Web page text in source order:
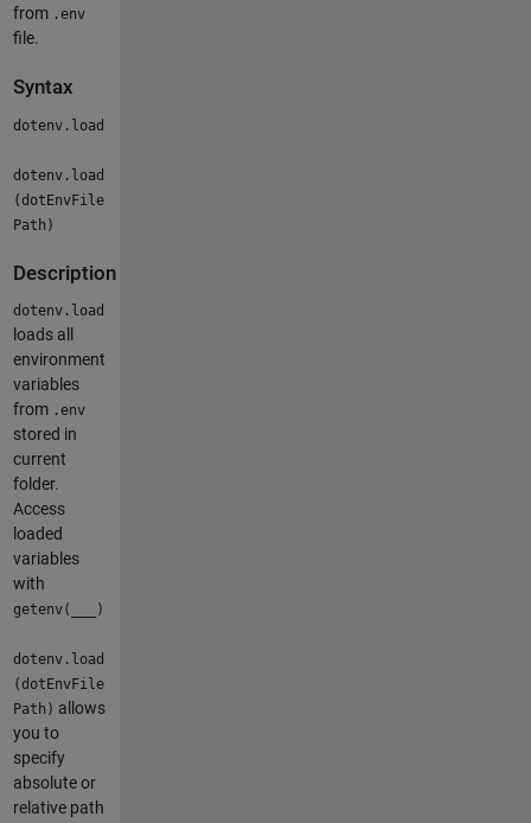
from .env
file.
Syntax
dotenv.load
dotenv.load
(dotEnvFile
Path)
Description
dotenv.load
loads all
environment
variables
from .env
stored in
current
folder.
Access
loaded
variables
with
getenv(___)
dotenv.load
(dotEnvFile
Path) allows
you to
specify
absolute or
relative path